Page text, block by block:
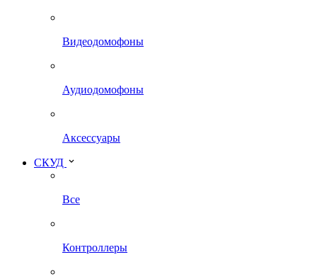
Видеодомофоны
Аудиодомофоны
Аксессуары
СКУД
Все
Контроллеры